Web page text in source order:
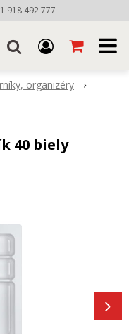
918 492 777
organizéry
40 biely